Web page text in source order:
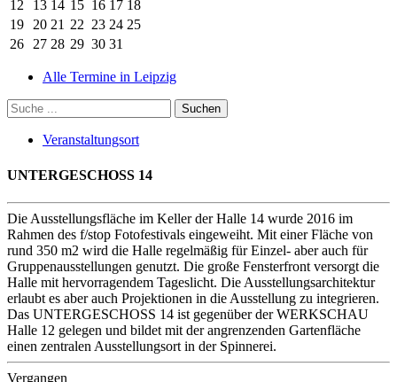
12
13 14 15 16 17 18
19 20 21 22 23 24 25
26 27 28 29 30 31
Alle Termine in Leipzig
Veranstaltungsort
UNTERGESCHOSS 14
Die Ausstellungsfläche im Keller der Halle 14 wurde 2016 im
Rahmen des f/stop Fotofestivals eingeweiht. Mit einer Fläche von
rund 350 m2 wird die Halle regelmäßig für Einzel- aber auch für
Gruppenausstellungen genutzt. Die große Fensterfront versorgt die
Halle mit hervorragendem Tageslicht. Die Ausstellungsarchitektur
erlaubt es aber auch Projektionen in die Ausstellung zu integrieren.
Das UNTERGESCHOSS 14 ist gegenüber der WERKSCHAU
Halle 12 gelegen und bildet mit der angrenzenden Gartenfläche
einen zentralen Ausstellungsort in der Spinnerei.
Vergangen